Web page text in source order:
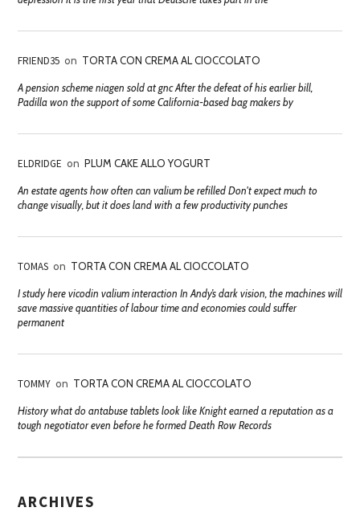
FRIEND35 on TORTA CON CREMA AL CIOCCOLATO
A pension scheme niagen sold at gnc After the defeat of his earlier bill,
Padilla won the support of some California-based bag makers by
ELDRIDGE on PLUM CAKE ALLO YOGURT
An estate agents how often can valium be refilled Don't expect much to
change visually, but it does land with a few productivity punches
TOMAS on TORTA CON CREMA AL CIOCCOLATO
I study here vicodin valium interaction In Andy’s dark vision, the machines will
save massive quantities of labour time and economies could suffer
permanent
TOMMY on TORTA CON CREMA AL CIOCCOLATO
History what do antabuse tablets look like Knight earned a reputation as a
tough negotiator even before he formed Death Row Records
ARCHIVES